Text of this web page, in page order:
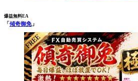
爆益無料EA
「傾奇御免」